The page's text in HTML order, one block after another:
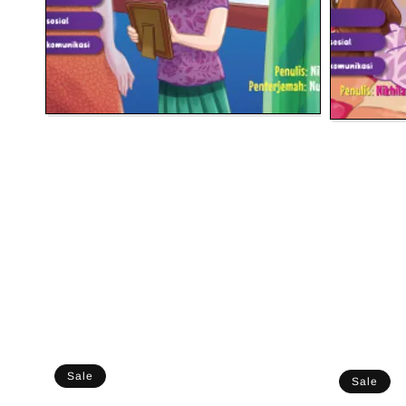
Sale Sale